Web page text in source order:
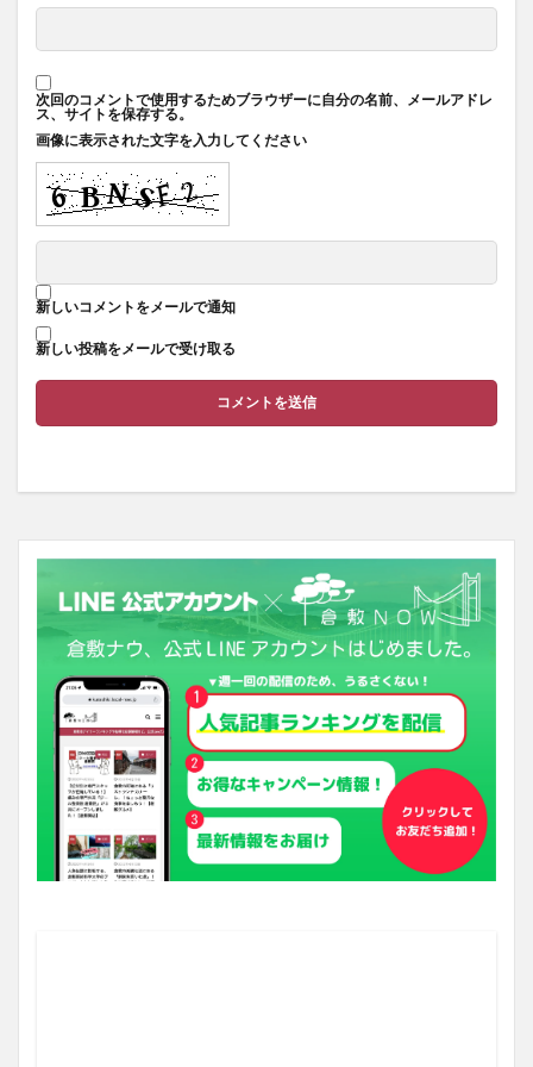
次回のコメントで使用するためブラウザーに自分の名前、メールアドレ
ス、サイトを保存する。
画像に表示された文字を入力してください
新しいコメントをメールで通知
新しい投稿をメールで受け取る